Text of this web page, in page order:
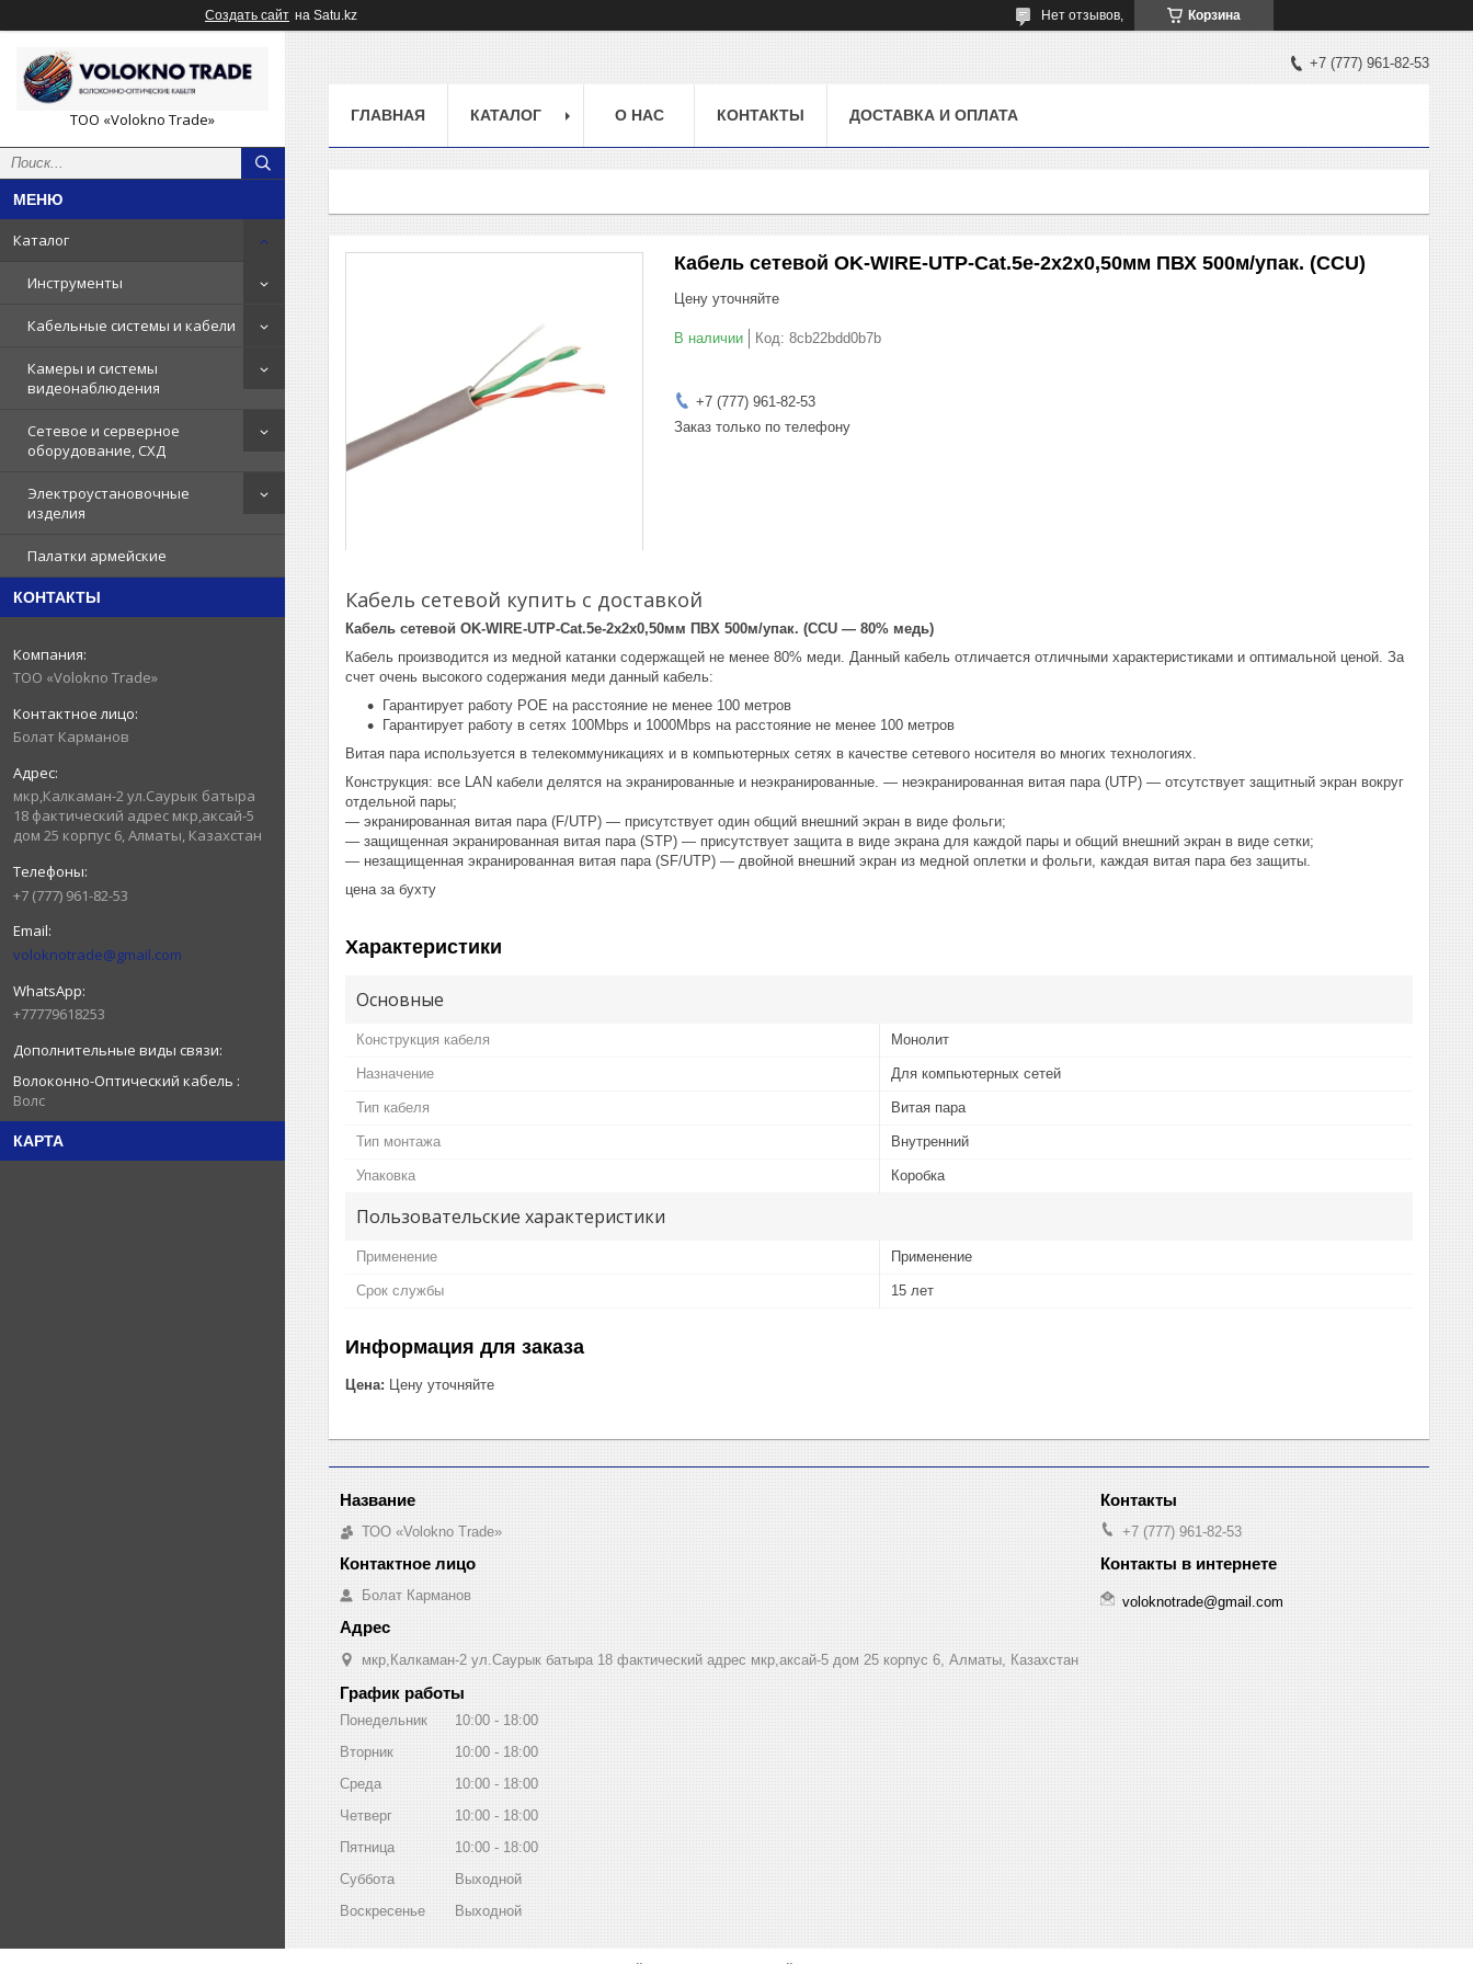
Создать сайт на Satu.kz Корзина
Нет отзывов,
ТОО «Volokno Trade»
Каталог
Инструменты
Кабельные системы и кабели
Камеры и системы
видеонаблюдения
Сетевое и серверное
оборудование, СХД
Электроустановочные
изделия
Палатки армейские
КОНТАКТЫ
ТОО «Volokno Trade»
Болат Карманов
мкр,Калкаман-2 ул.Саурык батыра
18 фактический адрес мкр,аксай-5
дом 25 корпус 6, Алматы, Казахстан
+7 (777) 961-82-53
voloknotrade@gmail.com
+77779618253
Волоконно-Оптический кабель
Волс
КАРТА
+7 (777) 961-82-53
ГЛАВНАЯ КАТАЛОГ О НАС КОНТАКТЫ ДОСТАВКА И ОПЛАТА
Кабель сетевой OK-WIRE-UTP-Cat.5e-2х2х0,50мм ПВХ 500м/упак. (CCU)
Цену уточняйте
В наличии Код: 8cb22bdd0b7b
+7 (777) 961-82-53
Заказ только по телефону
Кабель сетевой купить с доставкой
Кабель сетевой OK-WIRE-UTP-Cat.5e-2х2х0,50мм ПВХ 500м/упак. (CCU — 80% медь)
Кабель производится из медной катанки содержащей не менее 80% меди. Данный кабель отличается отличными характеристиками и оптимальной ценой. За
счет очень высокого содержания меди данный кабель:
Гарантирует работу POE на расстояние не менее 100 метров
Гарантирует работу в сетях 100Mbps и 1000Mbps на расстояние не менее 100 метров
Витая пара используется в телекоммуникациях и в компьютерных сетях в качестве сетевого носителя во многих технологиях.
Конструкция: все LAN кабели делятся на экранированные и неэкранированные. — неэкранированная витая пара (UTP) — отсутствует защитный экран вокруг
отдельной пары;
— экранированная витая пара (F/UTP) — присутствует один общий внешний экран в виде фольги;
— защищенная экранированная витая пара (STP) — присутствует защита в виде экрана для каждой пары и общий внешний экран в виде сетки;
— незащищенная экранированная витая пара (SF/UTP) — двойной внешний экран из медной оплетки и фольги, каждая витая пара без защиты.
цена за бухту
Характеристики
Основные
Конструкция кабеля Монолит
Назначение Для компьютерных сетей
Тип кабеля Витая пара
Тип монтажа Внутренний
Упаковка Коробка
Пользовательские характеристики
Применение Применение
Срок службы 15 лет
Информация для заказа
Цена: Цену уточняйте
ТОО «Volokno Trade»
Болат Карманов
мкр,Калкаман-2 ул.Саурык батыра 18 фактический адрес мкр,аксай-5 дом 25 корпус 6, Алматы, Казахстан
+7 (777) 961-82-53
voloknotrade@gmail.com
График работы
Понедельник 10:00
18:00
Вторник
10:00
18:00
Среда
10:00
18:00
Четверг
10:00
18:00
Пятница
10:00
18:00
Суббота
Выходной
Воскресенье
Выходной